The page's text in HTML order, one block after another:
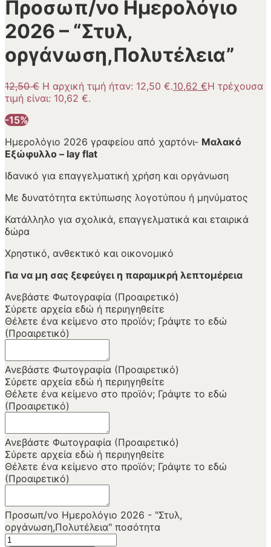
Προσωπ/νο Ημερολόγιο
2026 – “Στυλ,
οργάνωση,Πολυτέλεια”
12,50€ Η αρχική τιμή ήταν: 12,50 €.10,62 €Η τρέχουσα
τιμή είναι: 10,62 €.
-15%
Ημερολόγιο 2026 γραφείου από χαρτόνι- Μαλακό
Εξώφυλλο – lay flat
Ιδανικό για επαγγελματική χρήση και οργάνωση
Με δυνατότητα εκτύπωσης λογοτύπου ή μηνύματος
Κατάλληλο για σχολικά, επαγγελματικά και εταιρικά
δώρα
Χρηστικό, ανθεκτικό και οικονομικό
Για να μη σας ξεφεύγει η παραμικρή λεπτομέρεια
Ανεβάστε Φωτογραφία (Προαιρετικό)
Σύρετε αρχεία εδώ ή περιηγηθείτε
Θέλετε ένα κείμενο στο προϊόν; Γράψτε το εδώ
(Προαιρετικό)
Ανεβάστε Φωτογραφία (Προαιρετικό)
Σύρετε αρχεία εδώ ή περιηγηθείτε
Θέλετε ένα κείμενο στο προϊόν; Γράψτε το εδώ
(Προαιρετικό)
Ανεβάστε Φωτογραφία (Προαιρετικό)
Σύρετε αρχεία εδώ ή περιηγηθείτε
Θέλετε ένα κείμενο στο προϊόν; Γράψτε το εδώ
(Προαιρετικό)
Προσωπ/νο Ημερολόγιο 2026 - "Στυλ,
οργάνωση,Πολυτέλεια" ποσότητα